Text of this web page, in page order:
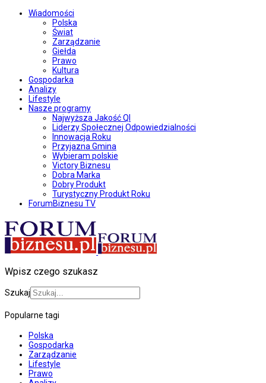
Wiadomości
Polska
Świat
Zarządzanie
Giełda
Prawo
Kultura
Gospodarka
Analizy
Lifestyle
Nasze programy
Najwyższa Jakość QI
Liderzy Społecznej Odpowiedzialności
Innowacja Roku
Przyjazna Gmina
Wybieram polskie
Victory Biznesu
Dobra Marka
Dobry Produkt
Turystyczny Produkt Roku
ForumBiznesu TV
Wpisz czego szukasz
Szukaj
Popularne tagi
Polska
Gospodarka
Zarządzanie
Lifestyle
Prawo